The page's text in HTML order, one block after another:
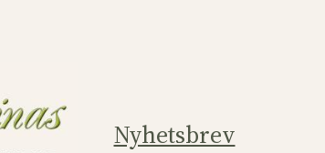
Nyhetsbrev